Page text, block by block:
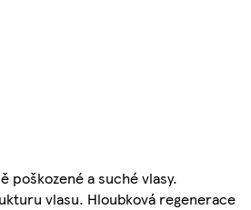
a suché vlasy.
vlasu. Hloubková regenerace